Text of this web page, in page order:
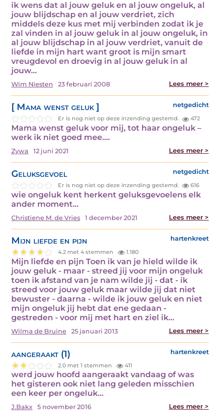
ik wens dat al jouw geluk en al jouw ongeluk, al
jouw blijdschap en al jouw verdriet, zich
middels deze kus met mij verbinden zodat ik je
zal vinden in al jouw geluk in al jouw ongeluk, in
al jouw blijdschap in al jouw verdriet, vanuit de
liefde in mijn hart want groot is mijn smart
vreugdevol en droevig in al jouw geluk in al
jouw…
Wim Niesten 23 februari 2008 Lees meer >
[ Mama wenst geluk ] netgedicht
Er is nog niet op deze inzending gestemd. 472
Mama wenst geluk voor mij, tot haar ongeluk –
werk ik niet goed mee.…
Zywa 12 juni 2021 Lees meer >
Geluksgevoel netgedicht
Er is nog niet op deze inzending gestemd. 616
wie ongeluk kent herkent geluksgevoelens elk
ander moment…
Christiene M. de Vries 1 december 2021 Lees meer >
Mijn liefde en pijn hartenkreet
4.2 met 4 stemmen 1.180
Mijn liefde en pijn Toen ik van je hield wilde ik
jouw geluk - maar - streed jij voor mijn ongeluk
toen ik afstand van je nam wilde jij - dat - ik
streed voor jouw geluk maar wilde jij dat niet
bewuster - daarna - wilde ik jouw geluk en niet
mijn ongeluk jij hebt dat ene gedaan -
gestreden - voor mij met hart en ziel ik…
Wilma de Bruïne 25 januari 2013 Lees meer >
aangeraakt (1) hartenkreet
2.0 met 1 stemmen 411
werd jouw hoofd aangeraakt vandaag of was
het gisteren ook niet lang geleden misschien
een keer per ongeluk…
J.Bakx 5 november 2016 Lees meer >